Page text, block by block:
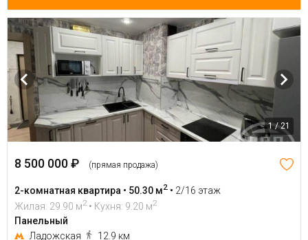
1 / 21
8 500 000 ₽ (прямая продажа)
2-комнатная квартира • 50.30 м2 • 2/16 этаж
Жилая: 29.90 м2 • Кухня: 9.20 м2
Панельный
Ладожская
12.9 км